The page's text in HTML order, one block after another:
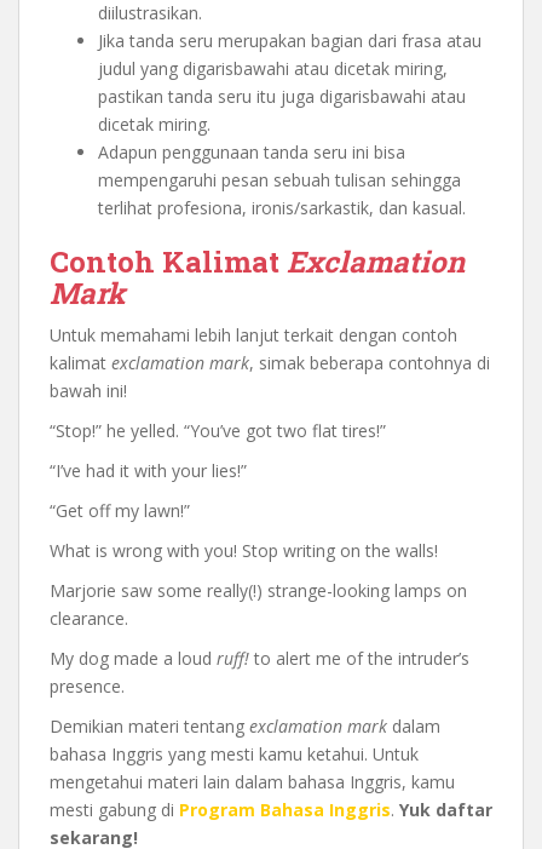
diilustrasikan.
Jika tanda seru merupakan bagian dari frasa atau
judul yang digarisbawahi atau dicetak miring,
pastikan tanda seru itu juga digarisbawahi atau
dicetak miring.
Adapun penggunaan tanda seru ini bisa
mempengaruhi pesan sebuah tulisan sehingga
terlihat profesiona, ironis/sarkastik, dan kasual.
Contoh KalimatExclamation
Mark
Untuk memahami lebih lanjut terkait dengan contoh
kalimat exclamation mark, simak beberapa contohnya di
bawah ini!
“Stop!” he yelled. “You’ve got two flat tires!”
“I’ve had it with your lies!”
“Get off my lawn!”
What is wrong with you! Stop writing on the walls!
Marjorie saw some really(!) strange-looking lamps on
clearance.
My dog made a loud ruff! to alert me of the intruder’s
presence.
Demikian materi tentang exclamation mark dalam
bahasa Inggris yang mesti kamu ketahui. Untuk
mengetahui materi lain dalam bahasa Inggris, kamu
mesti gabung di Program Bahasa Inggris. Yuk daftar
sekarang!